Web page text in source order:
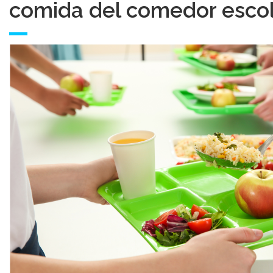
comida del comedor